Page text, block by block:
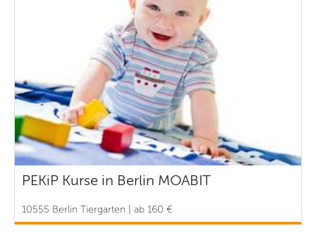
PEKiP Kurse in Berlin MOABIT
10555 Berlin Tiergarten | ab 160 €